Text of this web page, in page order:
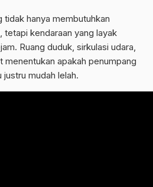
tidak hanya membutuhkan
tetapi kendaraan yang layak
Ruang duduk, sirkulasi udara,
menentukan apakah penumpang
justru mudah lelah.